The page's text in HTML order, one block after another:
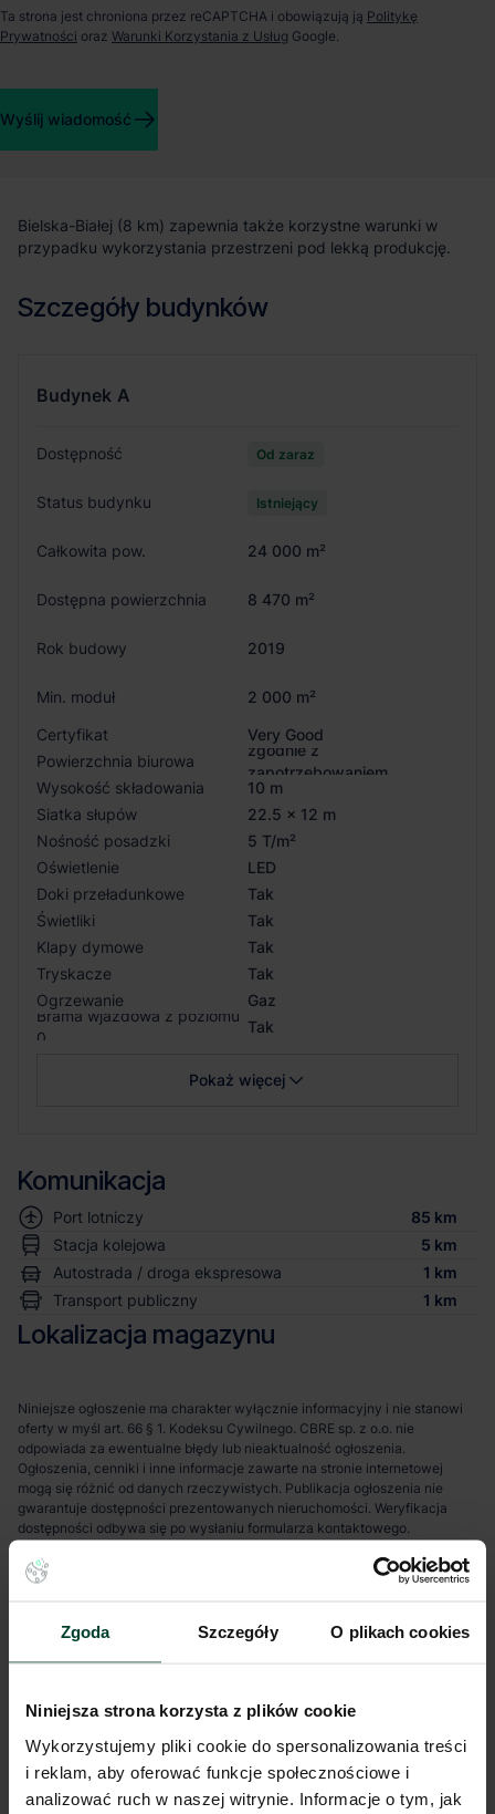
Zgoda Szczegóły O plikach cookies
Niniejsza strona korzysta z plików cookie
Wykorzystujemy pliki cookie do spersonalizowania treści
i reklam, aby oferować funkcje społecznościowe i
analizować ruch w naszej witrynie. Informacje o tym, jak
Komorowice, który stanowi miejsce skrzyżowanie
najważniejszych tras dla regionu (droga ekspresowa nr 52,
część tras europejskich E462, E75). Bezpośrednio przy
obiekcie znajduje się zjazd na drogę ekspresową nr 52.
Bielska-Białej (8 km) zapewnia także korzystne warunki w
przypadku wykorzystania przestrzeni pod lekką produkcję.
Szczegóły budynków
Budynek A
Dostępność Od zaraz
Status budynku Istniejący
Całkowita pow. 24 000 m²
Dostępna powierzchnia 8 470 m²
Rok budowy 2019
Min. moduł
2 000 m²
Certyfikat
Very Good
Powierzchnia biurowa
zgodnie z
zapotrzebowaniem
Wysokość składowania
10 m
Siatka słupów
22.5 x 12 m
Nośność posadzki
5 T/m²
Oświetlenie
LED
Doki przeładunkowe
Tak
Świetliki
Tak
Klapy dymowe
Tak
Tryskacze
Tak
Ogrzewanie
Gaz
Brama wjazdowa z poziomu
0
Tak
Pokaż więcej
Komunikacja
Port lotniczy
85 km
Stacja kolejowa
5 km
Autostrada / droga ekspresowa
1 km
Transport publiczny
1 km
Lokalizacja magazynu
Niniejsze ogłoszenie ma charakter wyłącznie informacyjny i nie stanowi
oferty w myśl art. 66 § 1. Kodeksu Cywilnego. CBRE sp. z o.o. nie
odpowiada za ewentualne błędy lub nieaktualność ogłoszenia.
Ogłoszenia, cenniki i inne informacje zawarte na stronie internetowej
mogą się różnić od danych rzeczywistych. Publikacja ogłoszenia nie
gwarantuje dostępności prezentowanych nieruchomości. Weryfikacja
dostępności odbywa się po wysłaniu formularza kontaktowego.
Ta strona jest chroniona przez reCAPTCHA i obowiązują ją Politykę
Prywatności oraz Warunki Korzystania z Usług Google.
Wyślij wiadomość